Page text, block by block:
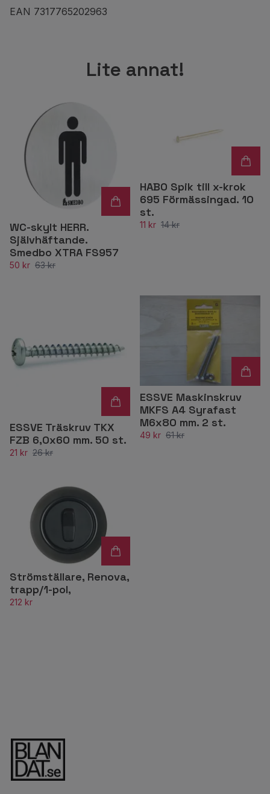
EAN 7317765202963
Lite annat!
WC-skylt HERR.
Självhäftande.
Smedbo XTRA FS957
50 kr 63 kr
HABO Spik till x-krok
695 Förmässingad. 10
st.
11 kr 14 kr
ESSVE Träskruv TKX
FZB 6,0x60 mm. 50 st.
21 kr 26 kr
ESSVE Maskinskruv
MKFS A4 Syrafast
M6x80 mm. 2 st.
49 kr 61 kr
Strömställare, Renova,
trapp/1-pol,
212 kr